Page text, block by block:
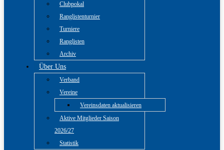
Clubpokal
Ranglistenturnier
Turniere
Ranglisten
Archiv
Über Uns
Verband
Vereine
Vereinsdaten aktualisieren
Aktive Mitglieder Saison
2026/27
Statistik